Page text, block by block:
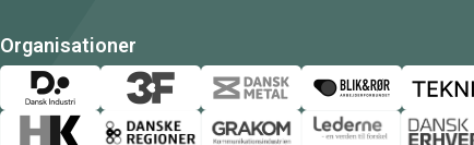
Organisationer